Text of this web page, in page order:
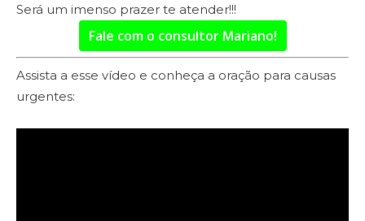
Será um imenso prazer te atender!!!
Fale com o consultor Mariano!
Assista a esse vídeo e conheça a oração para causas
urgentes: